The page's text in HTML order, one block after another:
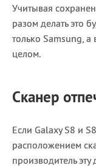
Учитывая
разом делать это
только Samsung,
целом.
Сканер
Если Galaxy S8 и
расположением
производитель эту